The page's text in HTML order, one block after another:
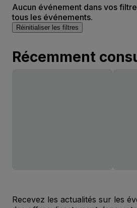
Aucun événement dans vos
tous les événements.
Réinitialiser les filtres
Récemment
Recevez les actualités sur les